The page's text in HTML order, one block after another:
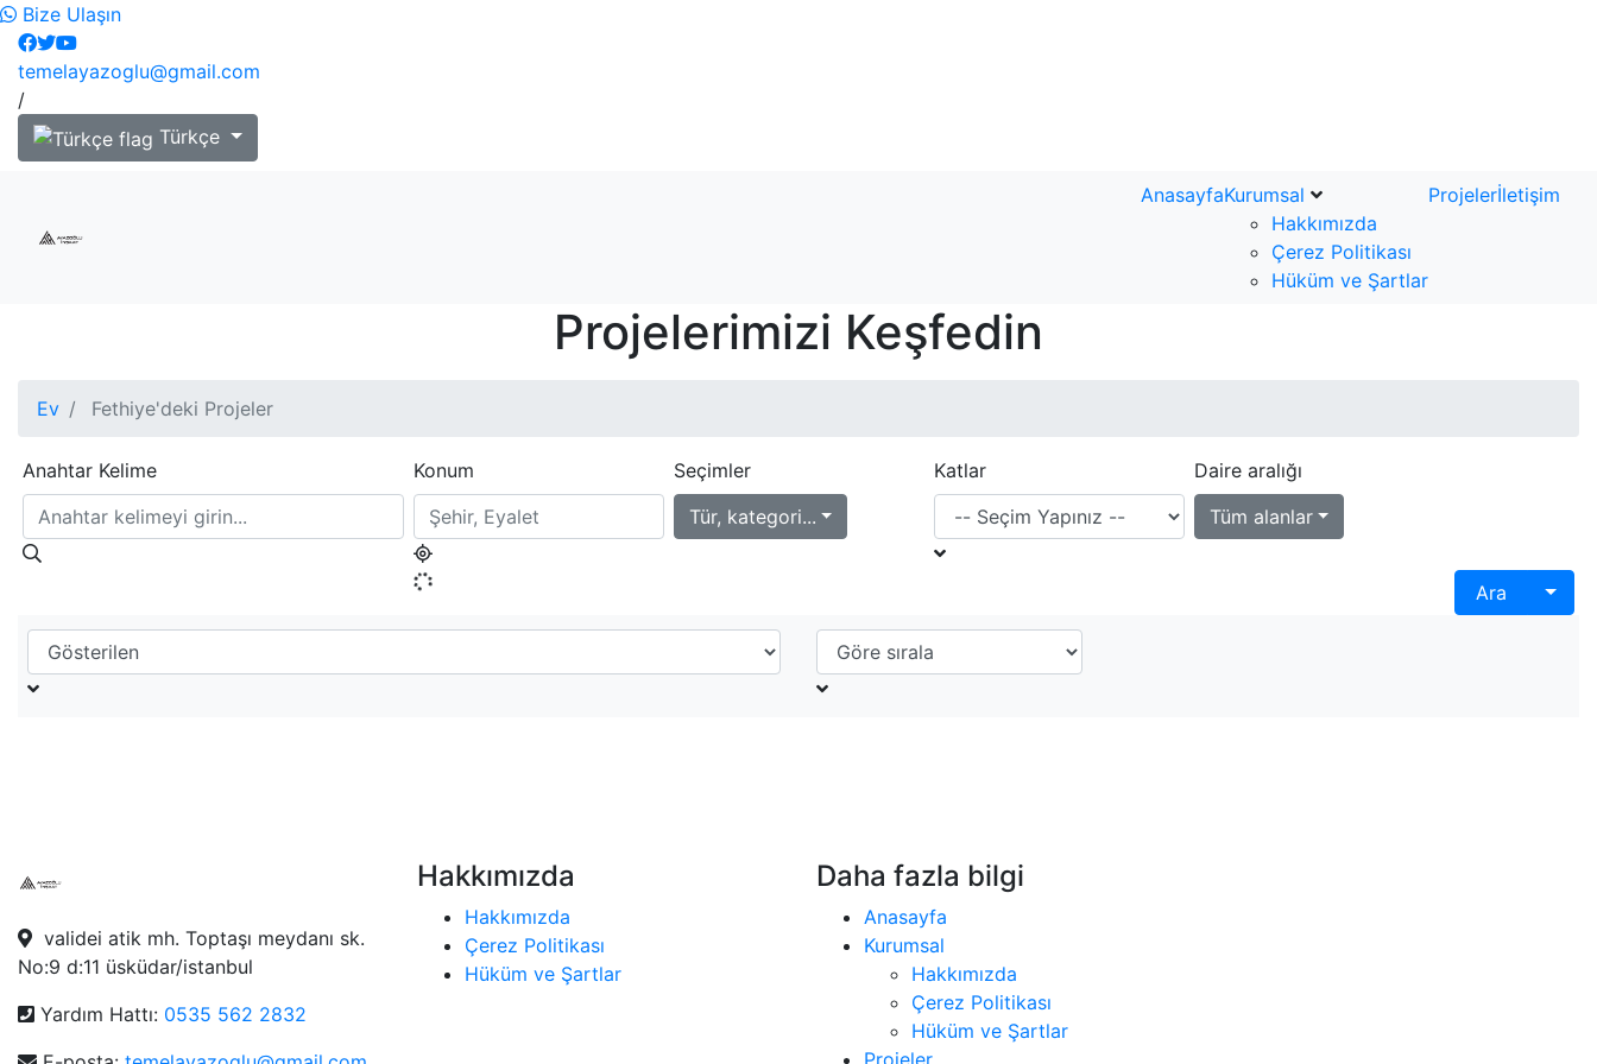
Bize Ulaşın
temelayazoglu@gmail.com
/
Türkçe
AnasayfaKurumsal
Hakkımızda
Çerez Politikası
Hüküm ve Şartlar
Projelerİletişim
Projelerimizi Keşfedin
Ev Fethiye'deki Projeler
Anahtar Kelime Konum
Seçimler
Tür, kategori...
Katlar
Daire aralığı
Tüm alanlar
Ara
validei atik mh. Toptaşı meydanı sk.
No:9 d:11 üsküdar/istanbul
Yardım Hattı: 0535 562 2832
Hakkımızda
Hakkımızda
Çerez Politikası
Hüküm ve Şartlar
Daha fazla bilgi
Anasayfa
Kurumsal
Hakkımızda
Çerez Politikası
Hüküm ve Şartlar
Projeler